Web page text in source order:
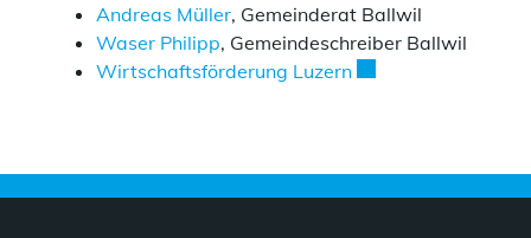
Andreas Müller, Gemeinderat Ballwil
Waser Philipp, Gemeindeschreiber Ballwil
Wirtschaftsförderung LuzernExterner Link wird